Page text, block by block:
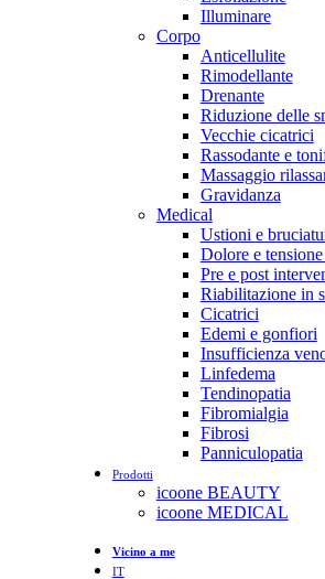
Illuminare
Corpo
Anticellulite
Rimodellante
Drenante
Riduzione delle
Vecchie cicatrici
Rassodante e
Massaggio
Gravidanza
Medical
Ustioni e
Dolore e
Pre e post
Riabilitazione in
Cicatrici
Edemi e gonfiori
Insufficienza
Linfedema
Tendinopatia
Fibromialgia
Fibrosi
Panniculopatia
Prodotti
icoone BEAUTY
icoone MEDICAL
Vicino a me
IT